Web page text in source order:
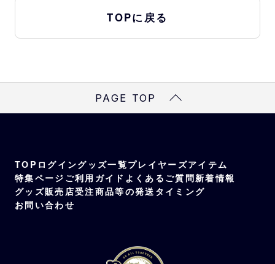
TOPに戻る
PAGE TOP
TOP ログイングッズ一覧プレイヤーズアイテム
特集ページ ご利用ガイド よくあるご質問新着情報
グッズ販売店受注商品等の発送タイミング
お問い合わせ